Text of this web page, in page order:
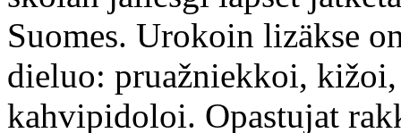
Suomes. Urokoin lizäkse
dieluo: pruažniekkoi,
kahvipidoloi. Opastujat